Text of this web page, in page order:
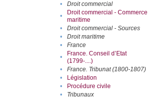
•
Droit commercial
•
Droit commercial - Commerce
maritime
• Droit commercial - Sources
•
Droit maritime
•
France
•
France. Conseil d’Etat
(1799-....)
• France. Tribunat (1800-1807)
•
Législation
•
Procédure civile
•
Tribunaux